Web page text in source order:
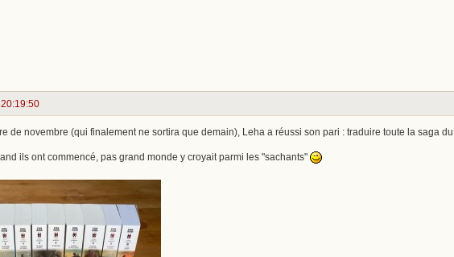
de novembre (qui finalement ne sortira que demain), Leha a réussi son pari : traduire toute la saga
ils ont commencé, pas grand monde y croyait parmi les "sachants"